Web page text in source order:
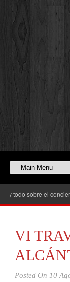
sobre el concierto
VI
Posted On 10